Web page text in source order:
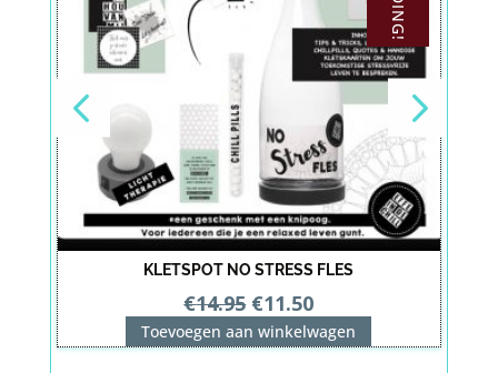
KLETSPOT NO STRESS FLES
€14.95 Oorspronkelijke
prijs
€11.50Huidige
prijs
Toevoegen aan winkelwagen